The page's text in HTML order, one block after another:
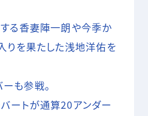
る香妻陣一朗や今季か
りを果たした浅地洋佑を
も参戦。
ートが通算20アンダー